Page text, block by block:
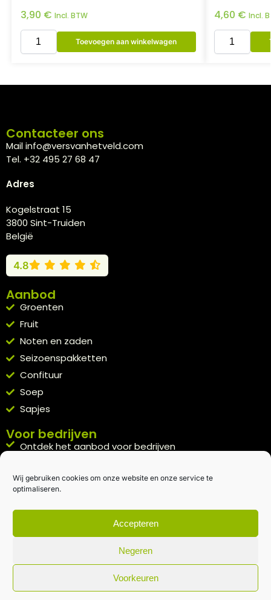
Wij gebruiken cookies om onze website en onze service te
optimaliseren.
Accepteren
Negeren
Voorkeuren
3,90 € Incl. BTW
Toevoegen aan winkelwagen
4,60 € Incl.
Contacteer ons
Mail info@versvanhetveld.com
Tel. +32 495 27 68 47
Adres
Kogelstraat 15
3800 Sint-Truiden
België
4.8
Aanbod
Groenten
Fruit
Noten en zaden
Seizoenspakketten
Confituur
Soep
Sapjes
Voor bedrijven
Ontdek het aanbod voor bedrijven
Kennismakingspakket aanvragen
Blijft op de hoogte
Rechtstreeks van het veld naar je inbox.
Inschrijven nieuwsbrief
Algemene voorwaarden|Privacybeleid| gemaakt met door